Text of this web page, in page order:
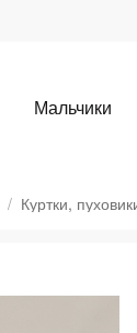
Мальчики
Куртки,